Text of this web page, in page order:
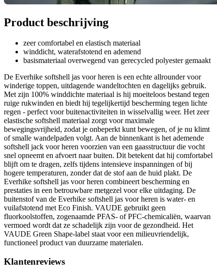
Product beschrijving
zeer comfortabel en elastisch materiaal
winddicht, waterafstotend en ademend
basismateriaal overwegend van gerecycled polyester gemaakt
De Everhike softshell jas voor heren is een echte allrounder voor
winderige toppen, uitdagende wandeltochten en dagelijks gebruik.
Met zijn 100% winddichte materiaal is hij moeiteloos bestand tegen
ruige rukwinden en biedt hij tegelijkertijd bescherming tegen lichte
regen - perfect voor buitenactiviteiten in wisselvallig weer. Het zeer
elastische softshell materiaal zorgt voor maximale
bewegingsvrijheid, zodat je onbeperkt kunt bewegen, of je nu klimt
of smalle wandelpaden volgt. Aan de binnenkant is het ademende
softshell jack voor heren voorzien van een gaasstructuur die vocht
snel opneemt en afvoert naar buiten. Dit betekent dat hij comfortabel
blijft om te dragen, zelfs tijdens intensieve inspanningen of bij
hogere temperaturen, zonder dat de stof aan de huid plakt. De
Everhike softshell jas voor heren combineert bescherming en
prestaties in een betrouwbare metgezel voor elke uitdaging. De
buitenstof van de Everhike softshell jas voor heren is water- en
vuilafstotend met Eco Finish. VAUDE gebruikt geen
fluorkoolstoffen, zogenaamde PFAS- of PFC-chemicaliën, waarvan
vermoed wordt dat ze schadelijk zijn voor de gezondheid. Het
VAUDE Green Shape-label staat voor een milieuvriendelijk,
functioneel product van duurzame materialen.
Klantenreviews